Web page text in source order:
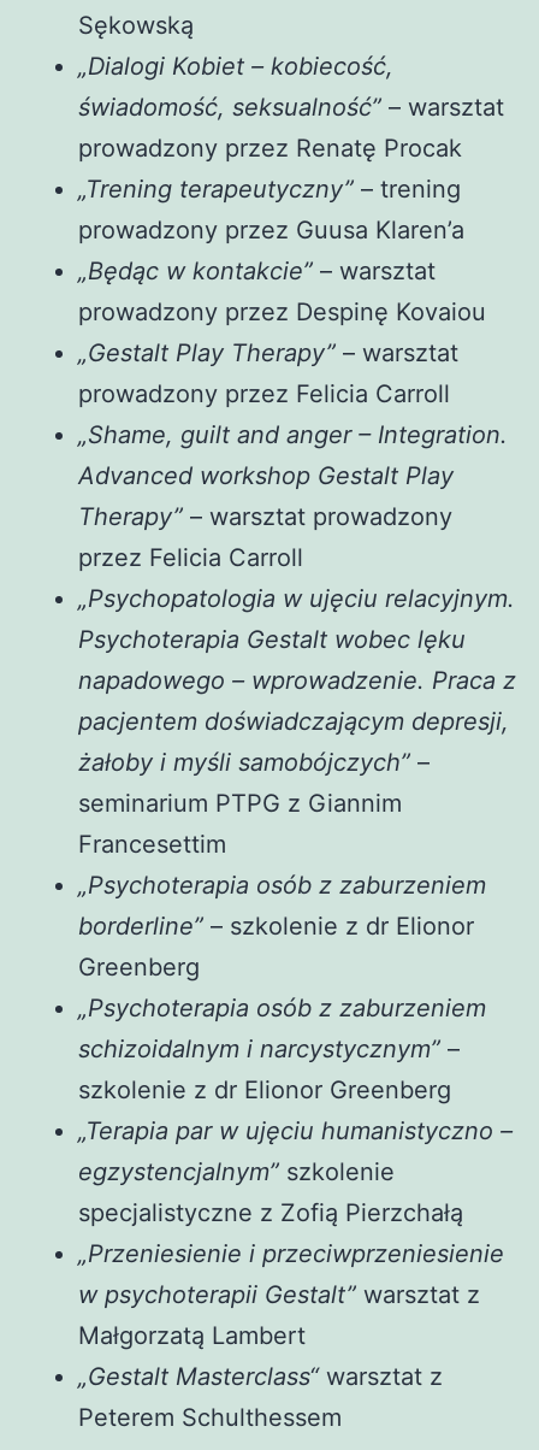
Sękowską
„Dialogi Kobiet – kobiecość,
świadomość, seksualność” – warsztat
prowadzony przez Renatę Procak
„Trening terapeutyczny” – trening
prowadzony przez Guusa Klaren’a
„Będąc w kontakcie” – warsztat
prowadzony przez Despinę Kovaiou
„Gestalt Play Therapy” – warsztat
prowadzony przez Felicia Carroll
„Shame, guilt and anger – Integration.
Advanced workshop Gestalt Play
Therapy” – warsztat prowadzony
przez Felicia Carroll
„Psychopatologia w ujęciu relacyjnym.
Psychoterapia Gestalt wobec lęku
napadowego – wprowadzenie. Praca z
pacjentem doświadczającym depresji,
żałoby i myśli samobójczych” –
seminarium PTPG z Giannim
Francesettim
„Psychoterapia osób z zaburzeniem
borderline” – szkolenie z dr Elionor
Greenberg
„Psychoterapia osób z zaburzeniem
schizoidalnym i narcystycznym” –
szkolenie z dr Elionor Greenberg
„Terapia par w ujęciu humanistyczno –
egzystencjalnym” szkolenie
specjalistyczne z Zofią Pierzchałą
„Przeniesienie i przeciwprzeniesienie
w psychoterapii Gestalt” warsztat z
Małgorzatą Lambert
„Gestalt Masterclass“warsztat z
Peterem Schulthessem